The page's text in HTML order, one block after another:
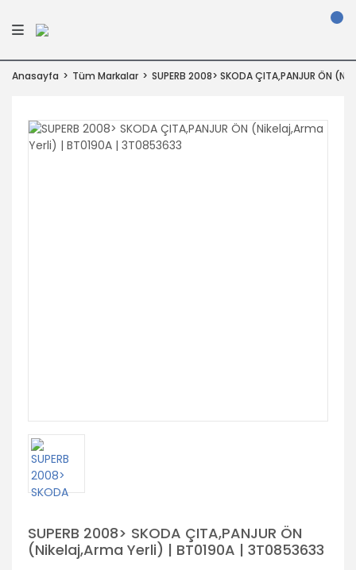
Anasayfa Tüm Markalar SUPERB 2008> SKODA ÇITA,PANJUR ÖN
SUPERB 2008> SKODA ÇITA,PANJUR ÖN
(Nikelaj,Arma Yerli) | BT0190A | 3T0853633